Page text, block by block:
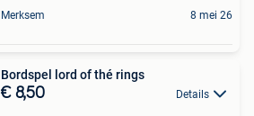
Merksem 8 mei 26
Bordspel lord of thé rings
€ 8,50 Details